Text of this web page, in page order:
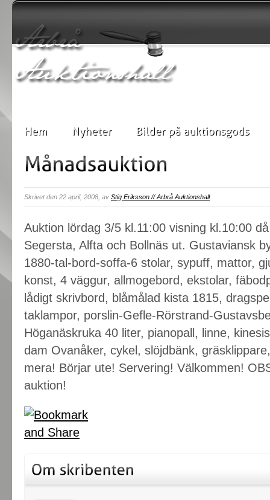
Skrivet den 22 april, 2008, av Stig Eriksson // Arbrå Auktionshall
Auktion lördag 3/5 kl.11:00 visning kl.10:00
Segersta, Alfta och Bollnäs ut. Gustaviansk
1880-tal-bord-soffa-6 stolar, sypuff, mattor,
konst, 4 väggur, allmogebord, ekstolar,
lådigt skrivbord, blåmålad kista 1815,
taklampor, porslin-Gefle-Rörstrand-
Höganäskruka 40 liter, pianopall, linne,
dam Ovanåker, cykel, slöjdbänk,
mera! Börjar ute! Servering! Välkommen!
auktion!